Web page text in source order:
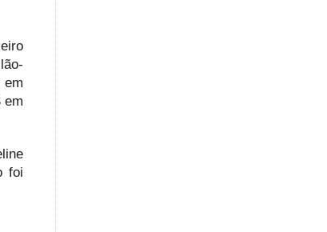
em
em
foi